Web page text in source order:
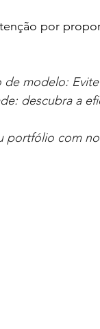
por
de modelo:
descubra a
portfólio com